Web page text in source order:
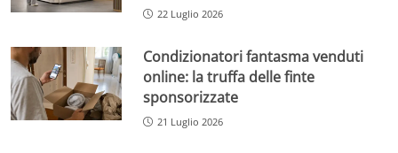
22 Luglio 2026
Condizionatori fantasma venduti
online: la truffa delle finte
sponsorizzate
21 Luglio 2026